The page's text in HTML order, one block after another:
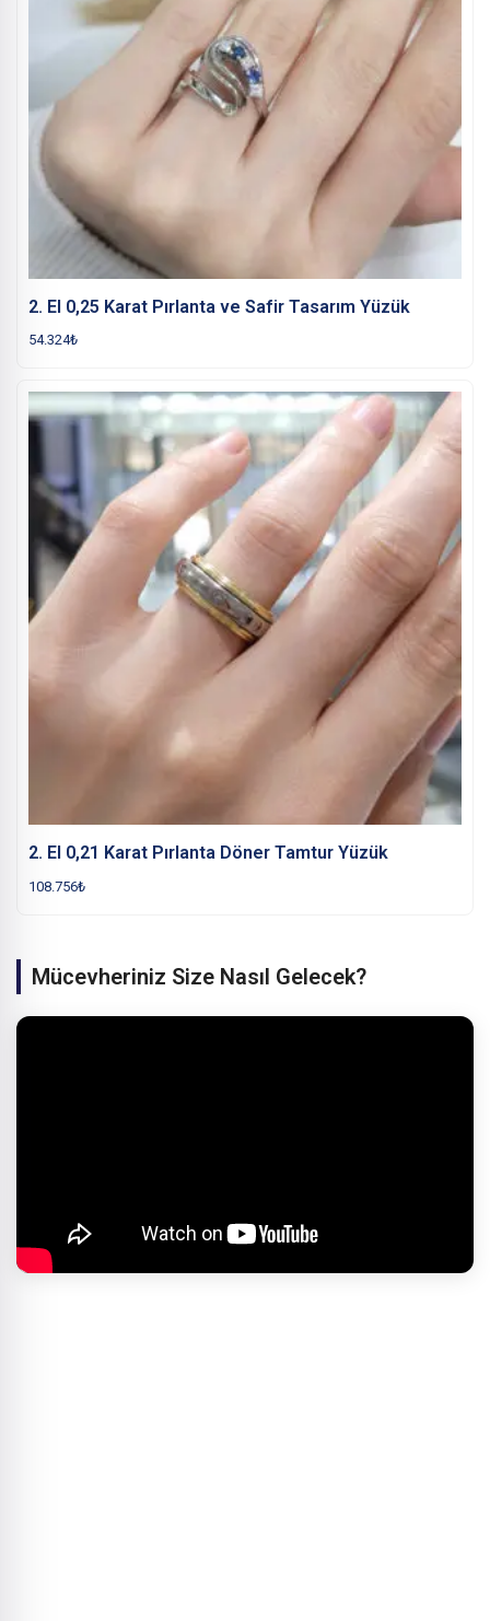
2. El 0,25 Karat Pırlanta ve Safir Tasarım Yüzük
54.324₺
2. El 0,21 Karat Pırlanta Döner Tamtur Yüzük
108.756₺
Mücevheriniz Size Nasıl Gelecek?